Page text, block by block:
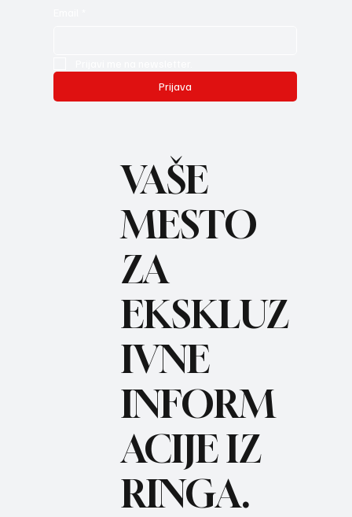
Prijava
REC
VAŠE
MESTO
ZA
EKSKLUZ
IVNE
INFORM
ACIJE IZ
RINGA.